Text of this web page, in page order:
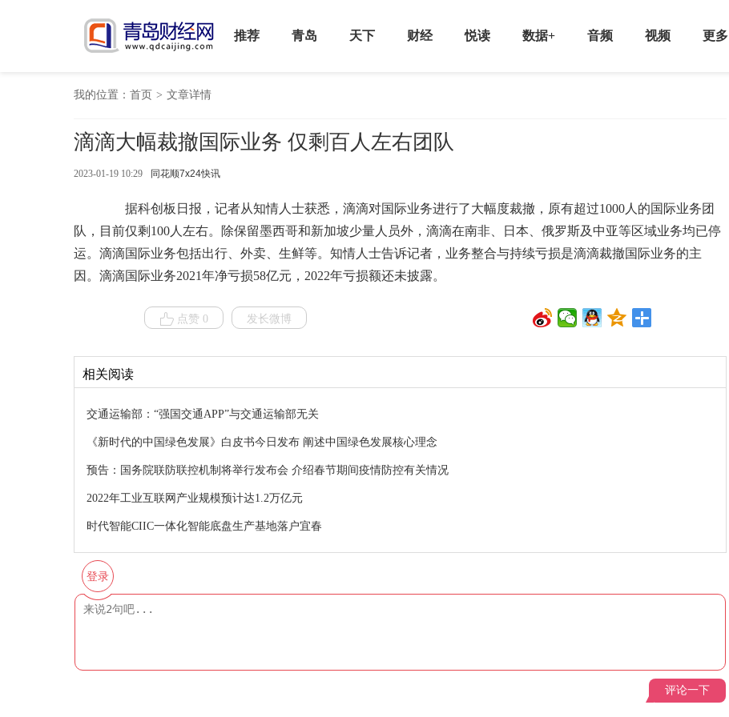
推荐 青岛 天下 财经 悦读 数据+ 音频 视频 更多
我的位置： 首页 > 文章详情
滴滴大幅裁撤国际业务 仅剩百人左右团队
2023-01-19 10:29 同花顺7x24快讯
据科创板日报，记者从知情人士获悉，滴滴对国际业务进行了大幅度裁撤，原有超过1000人的国际业务团
队，目前仅剩100人左右。除保留墨西哥和新加坡少量人员外，滴滴在南非、日本、俄罗斯及中亚等区域业务均已停
运。滴滴国际业务包括出行、外卖、生鲜等。知情人士告诉记者，业务整合与持续亏损是滴滴裁撤国际业务的主
因。滴滴国际业务2021年净亏损58亿元，2022年亏损额还未披露。
点赞 0 发长微博
相关阅读
交通运输部：“强国交通APP”与交通运输部无关
《新时代的中国绿色发展》白皮书今日发布 阐述中国绿色发展核心理念
预告：国务院联防联控机制将举行发布会 介绍春节期间疫情防控有关情况
2022年工业互联网产业规模预计达1.2万亿元
时代智能CIIC一体化智能底盘生产基地落户宜春
登录
评论一下